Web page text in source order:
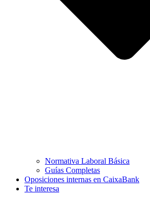
Normativa Laboral Básica
Guías Completas
Oposiciones internas en CaixaBank
Te interesa